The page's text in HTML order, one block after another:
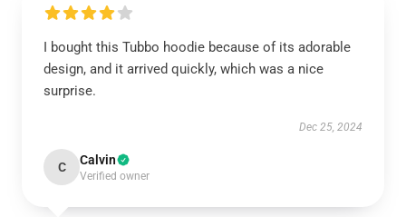
I bought this Tubbo hoodie because of its adorable
design, and it arrived quickly, which was a nice
surprise.
Dec 25, 2024
C Calvin
Verified owner